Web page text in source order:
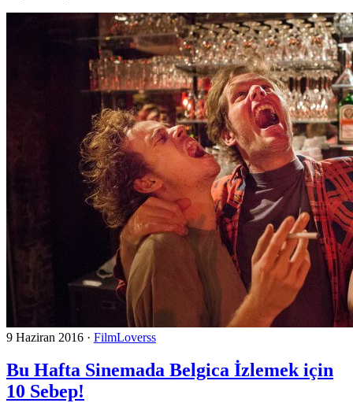
9 Haziran 2016 · FilmLoverss
Bu Hafta Sinemada Belgica İzlemek için
10 Sebep!